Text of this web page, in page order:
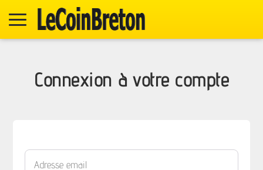
Connexion à votre compte